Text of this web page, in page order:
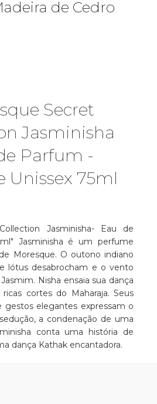
de Cedro
Secret
Jasminisha
Parfum -
Unissex 75ml
Jasminisha- Eau de
Jasminisha é um perfume
Moresque. O outono indiano
lótus desabrocham e o vento
Nisha ensaia sua dança
cortes do Maharaja. Seus
gestos elegantes expressam o
a condenação de uma
conta uma história de
dança Kathak encantadora.